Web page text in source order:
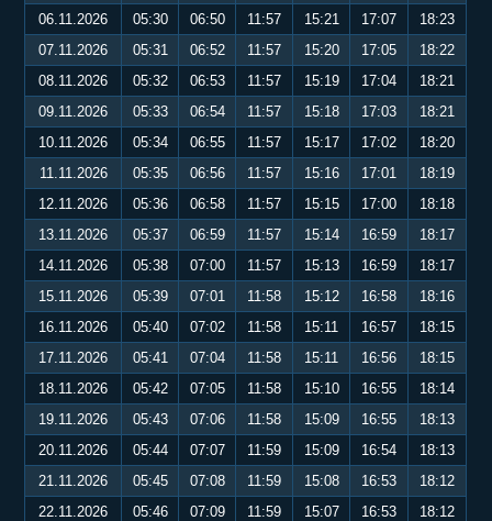
06.11.2026 05:30 06:50 11:57 15:21 17:07
18:23
07.11.2026
05:31 06:52 11:57 15:20 17:05
18:22
08.11.2026
05:32 06:53 11:57 15:19 17:04
18:21
09.11.2026
05:33 06:54 11:57 15:18 17:03
18:21
10.11.2026
05:34 06:55 11:57 15:17 17:02
18:20
11.11.2026
05:35 06:56 11:57 15:16 17:01
18:19
12.11.2026
05:36 06:58 11:57 15:15 17:00
18:18
13.11.2026
05:37 06:59 11:57 15:14 16:59
18:17
14.11.2026
05:38 07:00 11:57 15:13 16:59
18:17
15.11.2026
05:39 07:01 11:58 15:12 16:58
18:16
16.11.2026
05:40 07:02 11:58 15:11 16:57
18:15
17.11.2026
05:41 07:04 11:58 15:11 16:56
18:15
18.11.2026
05:42 07:05 11:58 15:10 16:55
18:14
19.11.2026
05:43 07:06 11:58 15:09 16:55
18:13
20.11.2026
05:44 07:07 11:59 15:09 16:54
18:13
21.11.2026
05:45 07:08 11:59 15:08 16:53
18:12
22.11.2026
05:46 07:09 11:59 15:07 16:53
18:12